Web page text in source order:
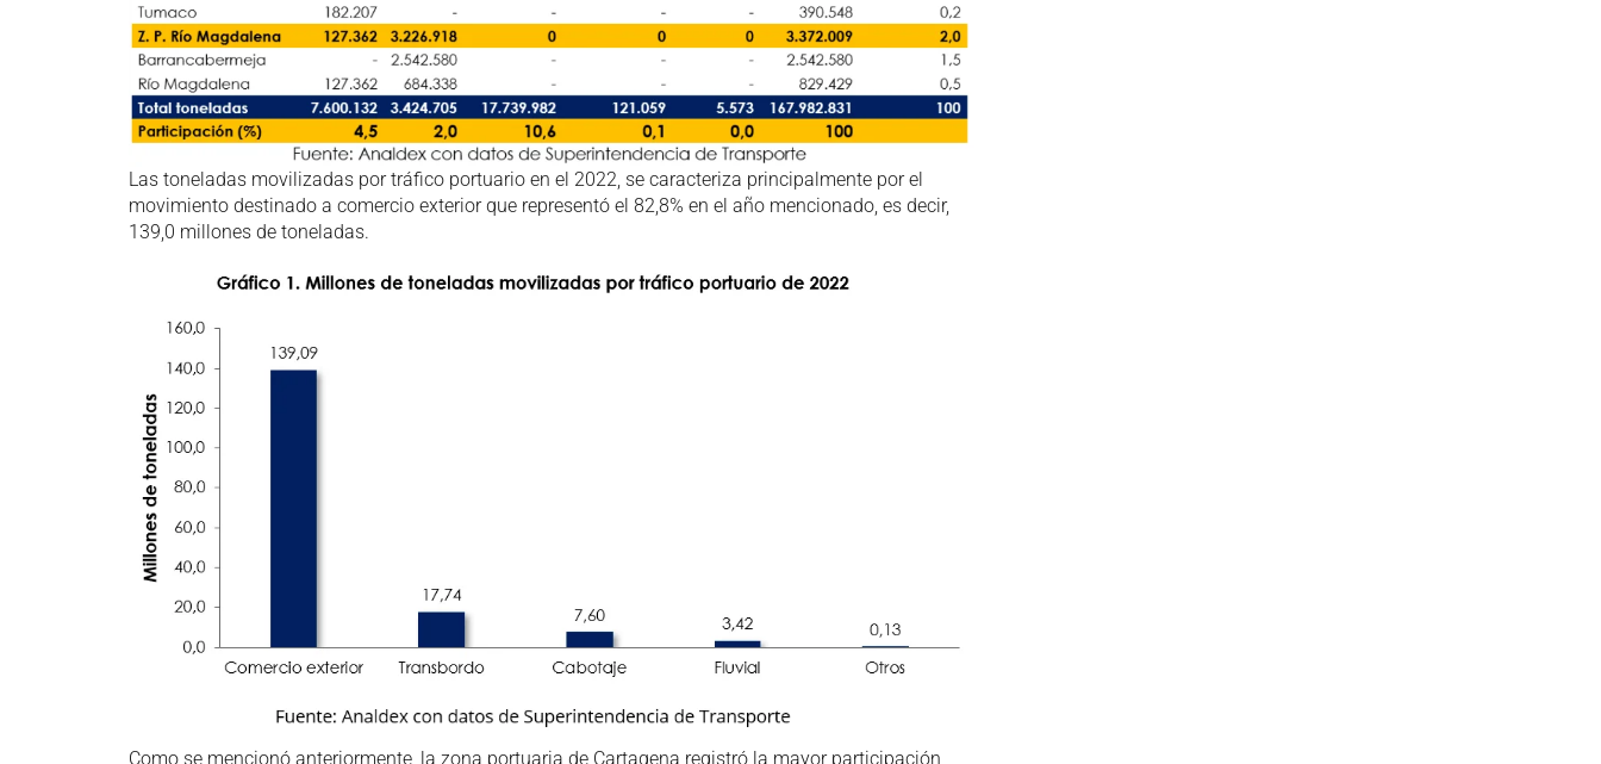
Las toneladas movilizadas por tráfico portuario en el 2022, se caracteriza principalmente por el
movimiento destinado a comercio exterior que representó el 82,8% en el año mencionado, es decir,
139,0 millones de toneladas.
Como se mencionó anteriormente, la zona portuaria de Cartagena registró la mayor participación